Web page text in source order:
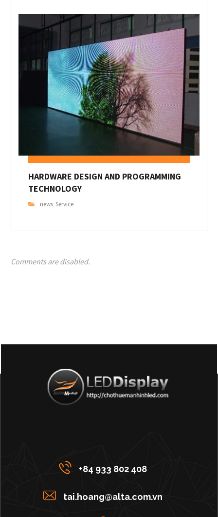
HARDWARE DESIGN AND PROGRAMMING
TECHNOLOGY
news ,Service
Comments are disabled.
+84 933 802 408
tai.hoang@alta.com.vn